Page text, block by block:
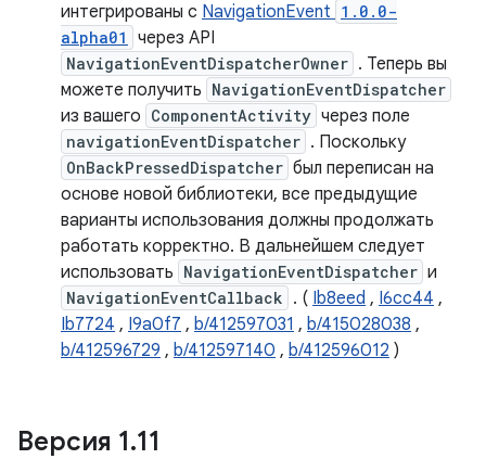
интегрированы с NavigationEvent 1.0.0-
alpha01
через API
NavigationEventDispatcherOwner . Теперь вы
можете получить NavigationEventDispatcher
из вашего ComponentActivity через поле
navigationEventDispatcher . Поскольку
OnBackPressedDispatcher был переписан на
основе новой библиотеки, все предыдущие
варианты использования должны продолжать
работать корректно. В дальнейшем следует
использовать NavigationEventDispatcher и
NavigationEventCallback . ( Ib8eed , I6cc44 ,
Ib7724 , I9a0f7 , b/412597031 , b/415028038 ,
b/412596729 , b/412597140 , b/412596012 )
Версия 1.11